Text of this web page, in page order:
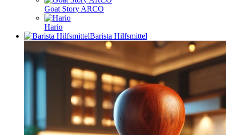
Goat Story ARCO
Hario
Barista Hilfsmittel